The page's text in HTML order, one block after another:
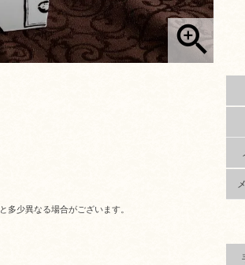
多少異なる場合がございます。